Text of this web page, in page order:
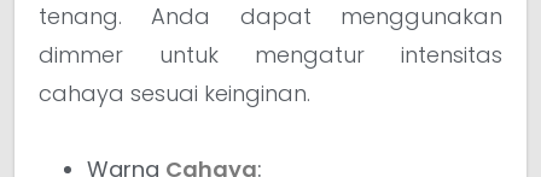
tenang. Anda dapat menggunakan
dimmer untuk mengatur intensitas
cahaya sesuai keinginan.
Warna Cahaya: